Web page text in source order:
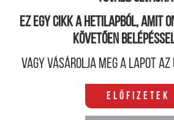
Ez egy cikk a hetilapból, amit
követően
Vagy vásárolja meg a lapot
Előfizetek